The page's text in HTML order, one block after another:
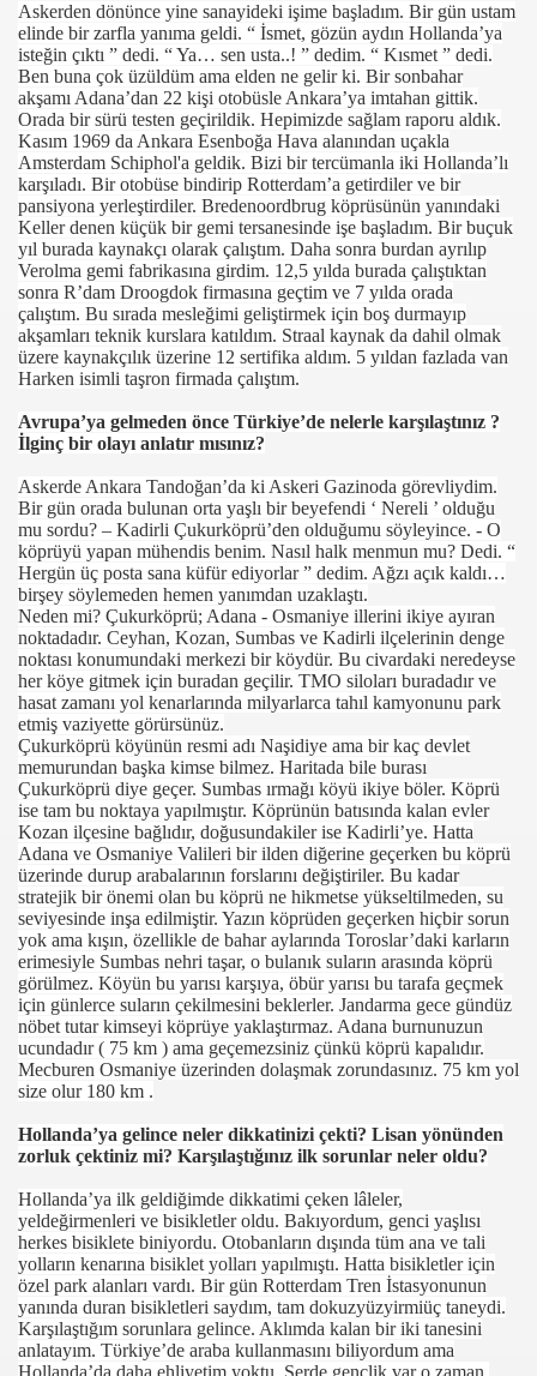
Askerden dönϋnce yine sanayideki işime başladım. Bir gün ustam
elinde bir zarfla yanıma geldi. “ İsmet, gözün aydın Hollanda’ya
isteğin çıktı ” dedi. “ Ya… sen usta..! ” dedim. “ Kısmet ” dedi.
Ben buna çok üzüldüm ama elden ne gelir ki. Bir sonbahar
akşamı Adana’dan 22 kişi otobüsle Ankara’ya imtahan gittik.
Orada bir sürü testen geçirildik. Hepimizde sağlam raporu aldık.
Kasım 1969 da Ankara Esenboğa Hava alanından uçakla
Amsterdam Schiphol'a geldik. Bizi bir tercümanla iki Hollanda’lı
karşıladı. Bir otobüse bindirip Rotterdam’a getirdiler ve bir
pansiyona yerleştirdiler. Bredenoordbrug köprüsünün yanındaki
Keller denen küçük bir gemi tersanesinde işe başladım. Bir buçuk
yıl burada kaynakçı olarak çalıştım. Daha sonra burdan ayrılıp
Verolma gemi fabrikasına girdim. 12,5 yılda burada çalıştıktan
sonra R’dam Droogdok firmasına geçtim ve 7 yılda orada
çalıştım. Bu sırada mesleğimi geliştirmek için boş durmayıp
akşamları teknik kurslara katıldım. Straal kaynak da dahil olmak
üzere kaynakçılık üzerine 12 sertifika aldım. 5 yıldan fazlada van
Harken isimli taşron firmada çalıştım.
Avrupa’ya gelmeden önce Türkiye’de nelerle karşılaştınız ?
İlginç bir olayı anlatır mısınız?
Askerde Ankara Tandoğan’da ki Askeri Gazinoda görevliydim.
Bir gün orada bulunan orta yaşlı bir beyefendi ‘ Nereli ’ olduğu
mu sordu? – Kadirli Çukurköprü’den olduğumu söyleyince. - O
köprüyü yapan mühendis benim. Nasıl halk menmun mu? Dedi. “
Hergün üç posta sana küfür ediyorlar ” dedim. Ağzı açık kaldı…
birşey söylemeden hemen yanımdan uzaklaştı.
Neden mi? Çukurköprü; Adana - Osmaniye illerini ikiye ayıran
noktadadır. Ceyhan, Kozan, Sumbas ve Kadirli ilçelerinin denge
noktası konumundaki merkezi bir köydür. Bu civardaki neredeyse
her köye gitmek için buradan geçilir. TMO siloları buradadır ve
hasat zamanı yol kenarlarında milyarlarca tahıl kamyonunu park
etmiş vaziyette görürsünüz.
Çukurköprü köyünün resmi adı Naşidiye ama bir kaç devlet
memurundan başka kimse bilmez. Haritada bile burası
Çukurköprü diye geçer. Sumbas ırmağı köyü ikiye böler. Köprü
ise tam bu noktaya yapılmıştır. Köprünün batısında kalan evler
Kozan ilçesine bağlıdır, doğusundakiler ise Kadirli’ye. Hatta
Adana ve Osmaniye Valileri bir ilden diğerine geçerken bu köprü
üzerinde durup arabalarının forslarını değiştiriler. Bu kadar
stratejik bir önemi olan bu köprü ne hikmetse yükseltilmeden, su
seviyesinde inşa edilmiştir. Yazın köprüden geçerken hiçbir sorun
yok ama kışın, özellikle de bahar aylarında Toroslar’daki karların
erimesiyle Sumbas nehri taşar, o bulanık suların arasında köprü
görülmez. Köyün bu yarısı karşıya, öbür yarısı bu tarafa geçmek
için günlerce suların çekilmesini beklerler. Jandarma gece gündüz
nöbet tutar kimseyi köprüye yaklaştırmaz. Adana burnunuzun
ucundadır ( 75 km ) ama geçemezsiniz çünkü köprü kapalıdır.
Mecburen Osmaniye üzerinden dolaşmak zorundasınız. 75 km yol
size olur 180 km .
Hollanda’ya gelince neler dikkatinizi çekti? Lisan yönünden
zorluk çektiniz mi? Karşılaştığınız ilk sorunlar neler oldu?
Hollanda’ya ilk geldiğimde dikkatimi çeken lâleler,
yeldeğirmenleri ve bisikletler oldu. Bakıyordum, genci yaşlısı
herkes bisiklete biniyordu. Otobanların dışında tüm ana ve tali
yolların kenarına bisiklet yolları yapılmıştı. Hatta bisikletler için
özel park alanları vardı. Bir gün Rotterdam Tren İstasyonunun
yanında duran bisikletleri saydım, tam dokuzyüzyirmiüç taneydi.
Karşılaştığım sorunlara gelince. Aklımda kalan bir iki tanesini
anlatayım. Tϋrkiye’de araba kullanmasını biliyordum ama
Hollanda’da daha ehliyetim yoktu. Serde gençlik var o zaman,